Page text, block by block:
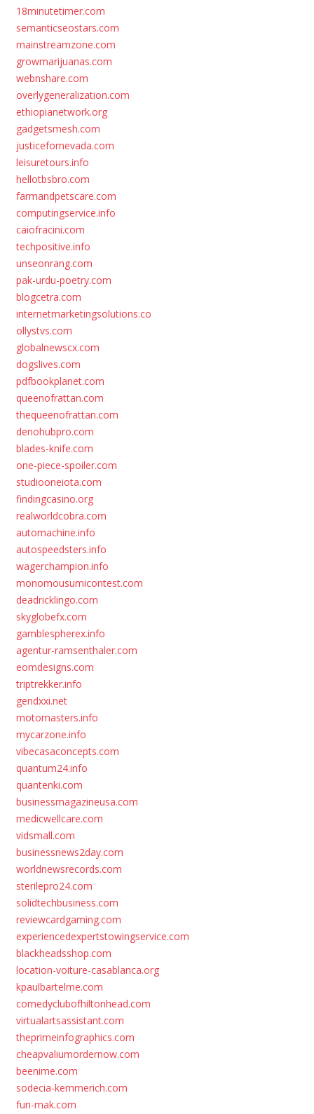
18minutetimer.com
semanticseostars.com
mainstreamzone.com
growmarijuanas.com
webnshare.com
overlygeneralization.com
ethiopianetwork.org
gadgetsmesh.com
justicefornevada.com
leisuretours.info
hellotbsbro.com
farmandpetscare.com
computingservice.info
caiofracini.com
techpositive.info
unseonrang.com
pak-urdu-poetry.com
blogcetra.com
internetmarketingsolutions.co
ollystvs.com
globalnewscx.com
dogslives.com
pdfbookplanet.com
queenofrattan.com
thequeenofrattan.com
denohubpro.com
blades-knife.com
one-piece-spoiler.com
studiooneiota.com
findingcasino.org
realworldcobra.com
automachine.info
autospeedsters.info
wagerchampion.info
monomousumicontest.com
deadricklingo.com
skyglobefx.com
gamblespherex.info
agentur-ramsenthaler.com
eomdesigns.com
triptrekker.info
gendxxi.net
motomasters.info
mycarzone.info
vibecasaconcepts.com
quantum24.info
quantenki.com
businessmagazineusa.com
medicwellcare.com
vidsmall.com
businessnews2day.com
worldnewsrecords.com
sterilepro24.com
solidtechbusiness.com
reviewcardgaming.com
experiencedexpertstowingservice.com
blackheadsshop.com
location-voiture-casablanca.org
kpaulbartelme.com
comedyclubofhiltonhead.com
virtualartsassistant.com
theprimeinfographics.com
cheapvaliumordernow.com
beenime.com
sodecia-kemmerich.com
fun-mak.com